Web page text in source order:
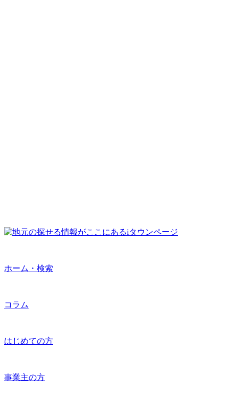
ホーム・検索
コラム
はじめての方
事業主の方